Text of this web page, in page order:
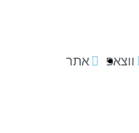
אתר